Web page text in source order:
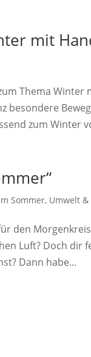
mit
Thema
besondere
zum Winter
Sommer, Umwelt
den
Luft? Doch dir
Dann habe...